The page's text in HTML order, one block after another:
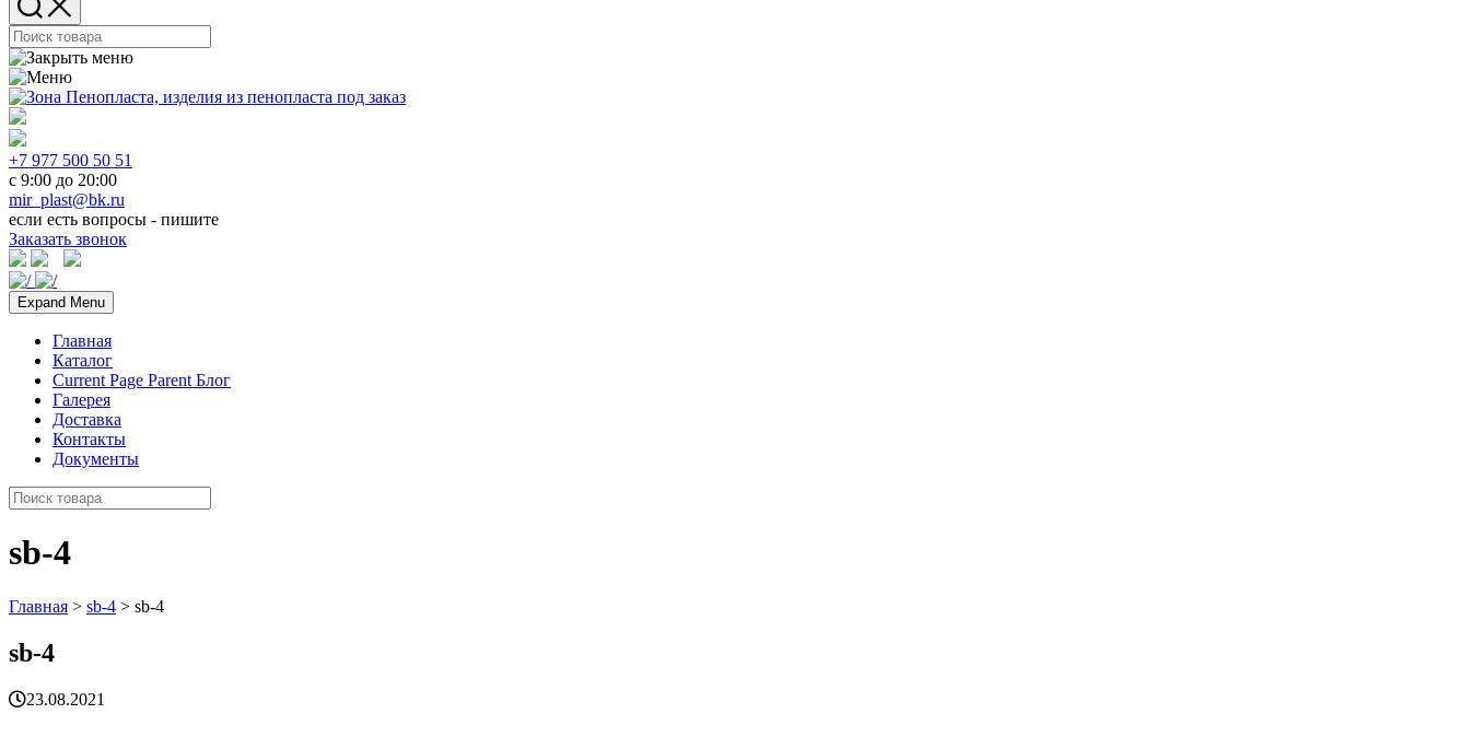
+7 977 500 50 51
с 9:00 до 20:00
mir_plast@bk.ru
если есть вопросы - пишите
Заказать звонок
Expand Menu
Главная
Каталог
Current Page Parent Блог
Галерея
Доставка
Контакты
Документы
sb-4
Главная > sb-4 > sb-4
sb-4
23.08.2021